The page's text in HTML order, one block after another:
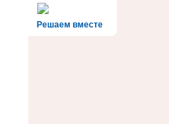
Решаем вместе